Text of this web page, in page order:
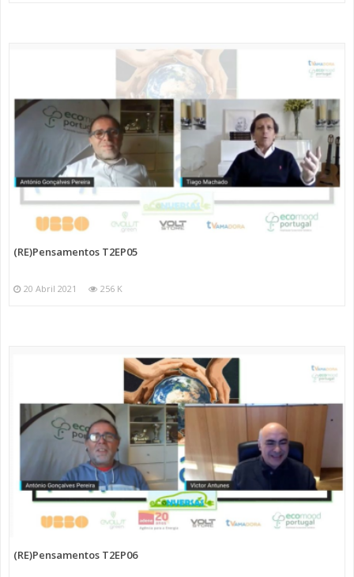
(RE)Pensamentos T2EP05
20 Abril 2021 256 K
(RE)Pensamentos T2EP06